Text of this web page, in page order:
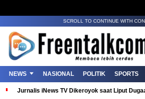
SCROLL TO CONTINUE WITH
NEWS NASIONAL POLITIK SPORTS
Jurnalis iNews TV Dikeroyok saat Liput